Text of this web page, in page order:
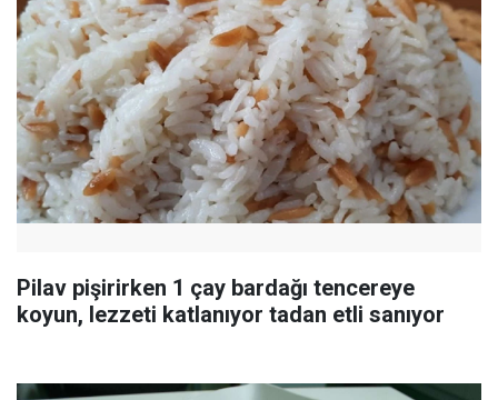
Pilav pişirirken 1 çay bardağı tencereye
koyun, lezzeti katlanıyor tadan etli sanıyor